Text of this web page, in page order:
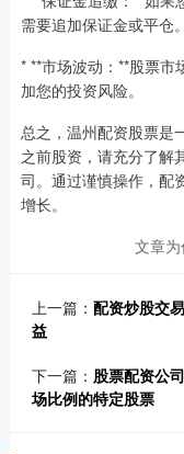
需要追加保证金或平仓。
* **市场波动：**股票市
加您的投资风险。
总之，温州配资股票是
之前股资，请充分了解
司。通过谨慎操作，配
增长。
文章
上一篇： 配资炒股交
益
下一篇： 股票配资公
场比例的特定股票